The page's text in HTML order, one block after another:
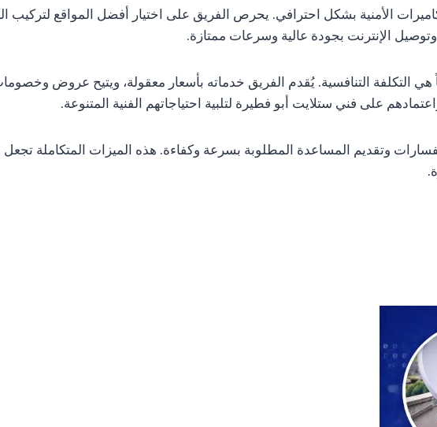
الأمنية بشكل احترافي. يحرص الفريق على اختيار أفضل المواقع لتركيب
الإنترنت بجودة عالية وسرعات ممتازة.
التكلفة التنافسية. يُقدم الفريق خدماته بأسعار معقولة، ويتيح عروض
على فني ستلايت أبو فطيرة لتلبية احتياجاتهم الفنية المتنوعة.
وتقديم المساعدة المطلوبة بسرعة وكفاءة. هذه الميزات المتكاملة